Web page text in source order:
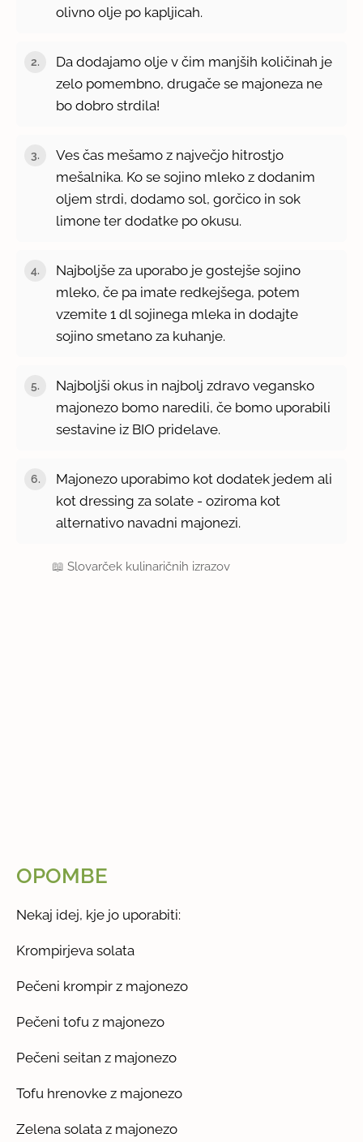
olivno olje po kapljicah.
Da dodajamo olje v čim manjših količinah je
zelo pomembno, drugače se majoneza ne
bo dobro strdila!
Ves čas mešamo z največjo hitrostjo
mešalnika. Ko se sojino mleko z dodanim
oljem strdi, dodamo sol, gorčico in sok
limone ter dodatke po okusu.
Najboljše za uporabo je gostejše sojino
mleko, če pa imate redkejšega, potem
vzemite 1 dl sojinega mleka in dodajte
sojino smetano za kuhanje.
Najboljši okus in najbolj zdravo vegansko
majonezo bomo naredili, če bomo uporabili
sestavine iz BIO pridelave.
Majonezo uporabimo kot dodatek jedem ali
kot dressing za solate - oziroma kot
alternativo navadni majonezi.
📖Slovarček kulinaričnih izrazov
OPOMBE
Nekaj idej, kje jo uporabiti:
Krompirjeva solata
Pečeni krompir z majonezo
Pečeni tofu z majonezo
Pečeni seitan z majonezo
Tofu hrenovke z majonezo
Zelena solata z majonezo